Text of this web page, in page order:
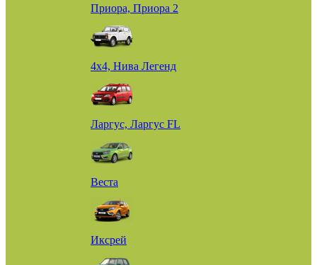
Приора, Приора 2
4х4, Нива Легенд
Ларгус, Ларгус FL
Веста
Иксрей